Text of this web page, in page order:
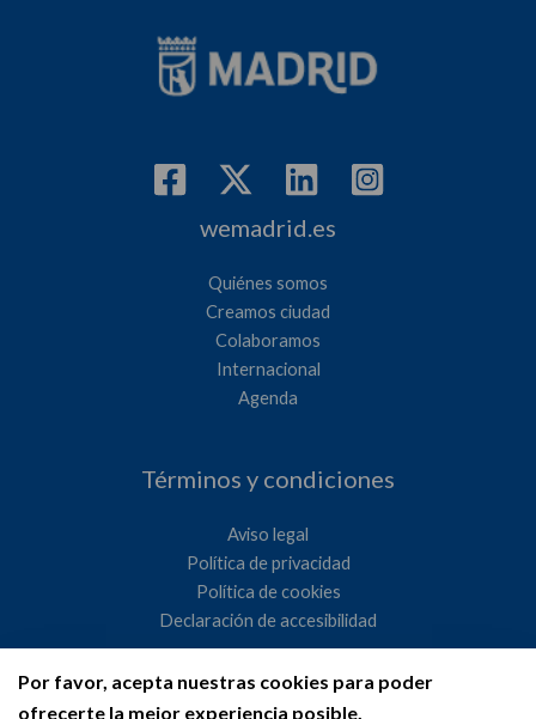
Por favor, acepta nuestras cookies para poder
ofrecerte la mejor experiencia posible.
wemadrid.es
Quiénes somos
Creamos ciudad
Colaboramos
Internacional
Agenda
Términos y condiciones
Aviso legal
Política de privacidad
Política de cookies
Declaración de accesibilidad
Ayuntamiento de Madrid